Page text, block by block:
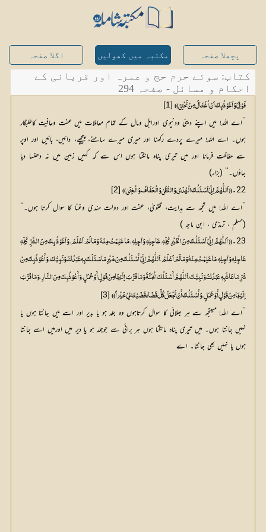
پچھلا صفحہ مکتبہ میں کھولیں اگلا صفحہ
کتاب: سوئے حرم حج و عمرہ اور قربانی کے
احکام و مسائل - صفحہ 294
فَوْقِيْ وَ اَعُوْذُ بِکَ اَنْ اُغْتَالَ مِنْ تَحْتِيْ )) [1]
’’اے اللہ! میں اپنے دینی ودنیوی اوراہل ومال کے تمام معاملات میں عفت وعافیت کاطلبگار
ہوں۔ اے اللہ! میرے پردے رکھنا اور میری میرے سامنے، پیچھے، دائیں، بائیں اور اوپر
سے حفاظت فرمانا اور میں تیری پناہ مانگتا ہوں اس سے کہ کہیں زمین میں نہ دھنسا دیا
جاؤں۔‘‘ (بزار)
22۔ (( اَللّٰھُمَّ اِنِّیْ اَسْئَلُکَ الْھُدَیٰ وَالتُّقَیٰ وَالْعَفَافَ وَالْغِنَیٰ )) [2]
’’اے اللہ! میں تجھ سے ہدایت، تقویٰ، عفت اور دولت مندی وغنا کا سوال کرتا ہوں۔‘‘
(مسلم ، ترمذی ، ابن ماجہ )
23۔
اِلَیْھَا مِنْ قَوْلٍ أَوْعَمَلٍ، وَأَسْئَلُکَ أَنْ تَجْعَلَ کُلَّ قَضَائٍ قَضَیْتَہٗ لِیْ خَیْراً )) [3]
’’اے اللہ! میںتجھ سے ہر بھلائی کا سوال کرتاہوں وہ جلد ہو یا بدیر اور اسے میں جانتا ہوں یا
نہیں جانتا ہوں۔ میں تیری پناہ مانگتا ہوں ہر برائی سے جوجلد ہو یا دیر میں اورمیں اسے جانتا
ہوں یا نہیں بھی جانتا۔ اے